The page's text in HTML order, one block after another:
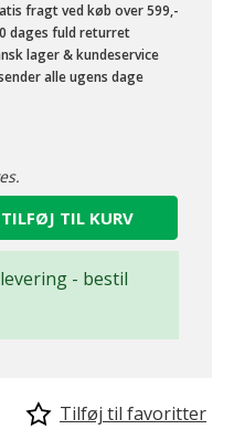
fragt ved køb over 599,-
dages fuld returret
lager & kundeservice
alle ugens dage
TILFØJ TIL KURV
- bestil
Tilføj til favoritter